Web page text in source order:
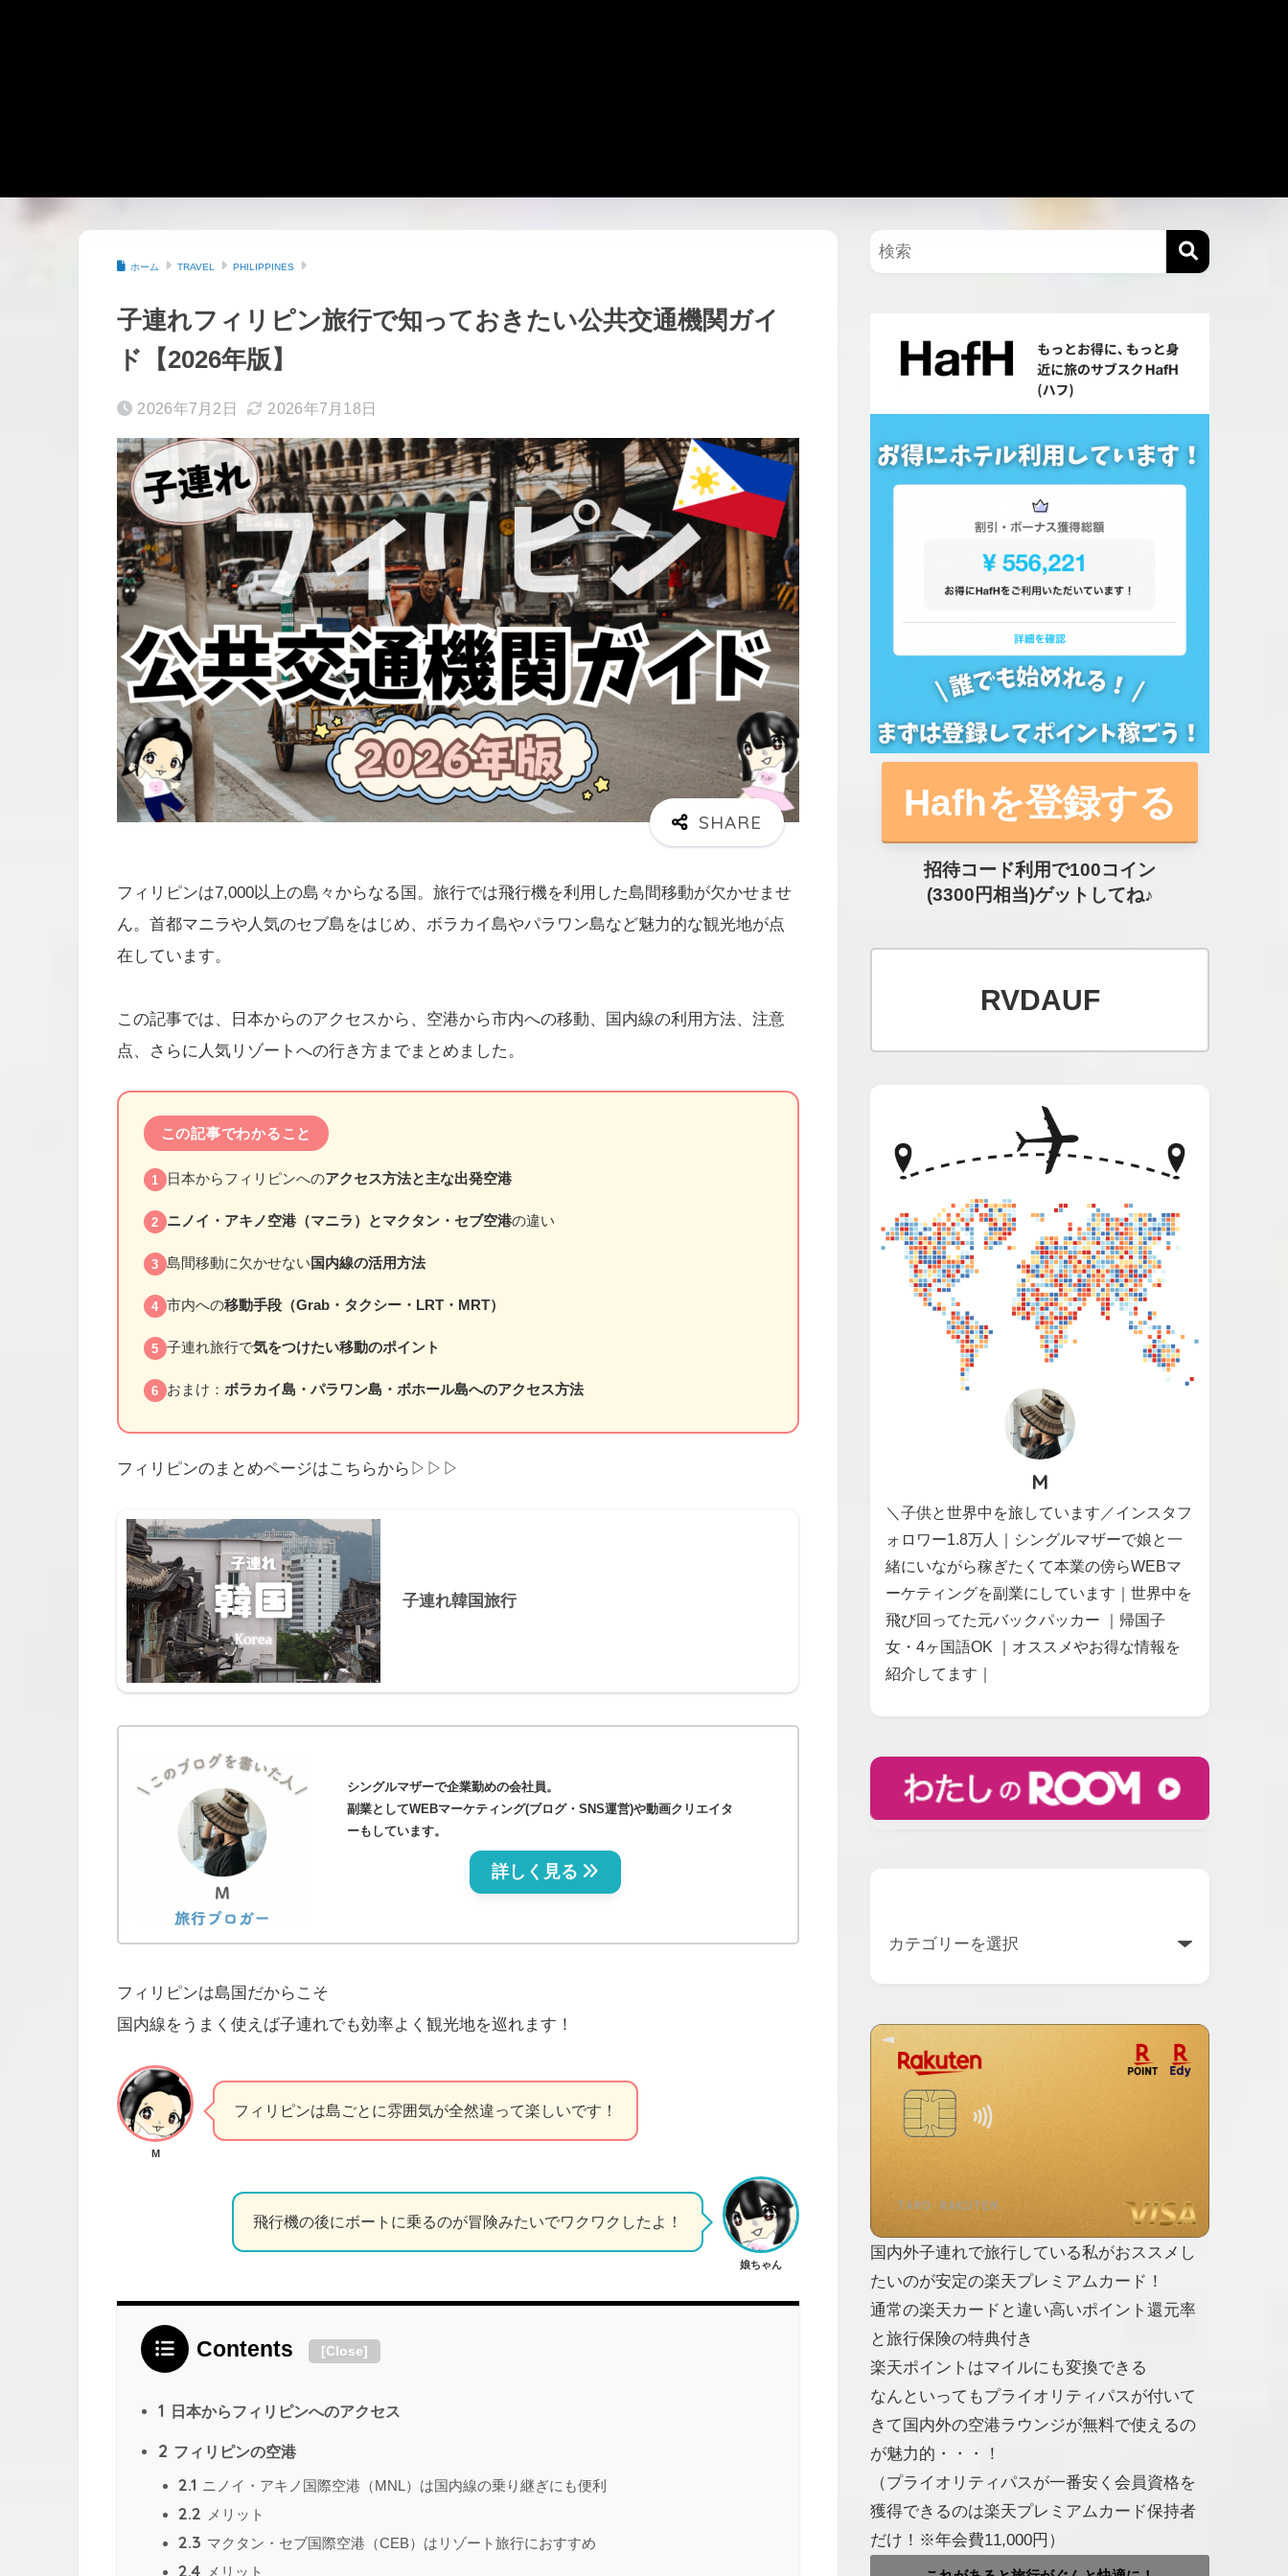
ホーム TRAVEL PHILIPPINES
子連れフィリピン旅行で知っておきたい公共交通機関ガイ
ド【2026年版】
2026年7月2日 2026年7月18日
フィリピンは7,000以上の島々からなる国。旅行では飛行機を利用した島間移動が欠かせませ
ん。首都マニラや人気のセブ島をはじめ、ボラカイ島やパラワン島など魅力的な観光地が点
在しています。
この記事では、日本からのアクセスから、空港から市内への移動、国内線の利用方法、注意
点、さらに人気リゾートへの行き方までまとめました。
この記事でわかること
1 日本からフィリピンへのアクセス方法と主な出発空港
2 ニノイ・アキノ空港（マニラ）とマクタン・セブ空港の違い
3 島間移動に欠かせない国内線の活用方法
4 市内への移動手段（Grab・タクシー・LRT・MRT）
5 子連れ旅行で気をつけたい移動のポイント
6 おまけ： ボラカイ島・パラワン島・ボホール島へのアクセス方法
フィリピンのまとめページはこちらから▷▷▷
子連れ韓国旅行
シングルマザーで企業勤めの会社員。
副業としてWEBマーケティング(ブログ・SNS運営)や動画クリエイタ
ーもしています。
詳しく見る
フィリピンは島国だからこそ
国内線をうまく使えば子連れでも効率よく観光地を巡れます！
M
フィリピンは島ごとに雰囲気が全然違って楽しいです！
娘ちゃん
飛行機の後にボートに乗るのが冒険みたいでワクワクしたよ！
Contents [Close]
1 日本からフィリピンへのアクセス
2 フィリピンの空港
2.1 ニノイ・アキノ国際空港（MNL）は国内線の乗り継ぎにも便利
2.2 メリット
2.3 マクタン・セブ国際空港（CEB）はリゾート旅行におすすめ
2.4 メリット
Hafhを登録する
招待コード利用で100コイン
(3300円相当)ゲットしてね♪
RVDAUF
M
＼子供と世界中を旅しています／インスタフ
ォロワー1.8万人｜シングルマザーで娘と一
緒にいながら稼ぎたくて本業の傍らWEBマ
ーケティングを副業にしています｜世界中を
飛び回ってた元バックパッカー ｜帰国子
女・4ヶ国語OK ｜オススメやお得な情報を
紹介してます｜
国内外子連れで旅行している私がおススメし
たいのが安定の楽天プレミアムカード！
通常の楽天カードと違い高いポイント還元率
と旅行保険の特典付き
楽天ポイントはマイルにも変換できる
なんといってもプライオリティパスが付いて
きて国内外の空港ラウンジが無料で使えるの
が魅力的・・・！
（プライオリティパスが一番安く会員資格を
獲得できるのは楽天プレミアムカード保持者
だけ！※年会費11,000円）